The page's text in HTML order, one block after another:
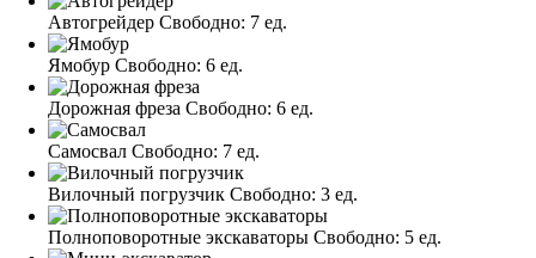
Автогрейдер Свободно: 7 ед.
Ямобур Свободно: 6 ед.
Дорожная фреза Свободно: 6 ед.
Самосвал Свободно: 7 ед.
Вилочный погрузчик Свободно: 3 ед.
Полноповоротные экскаваторы Свободно: 5 ед.